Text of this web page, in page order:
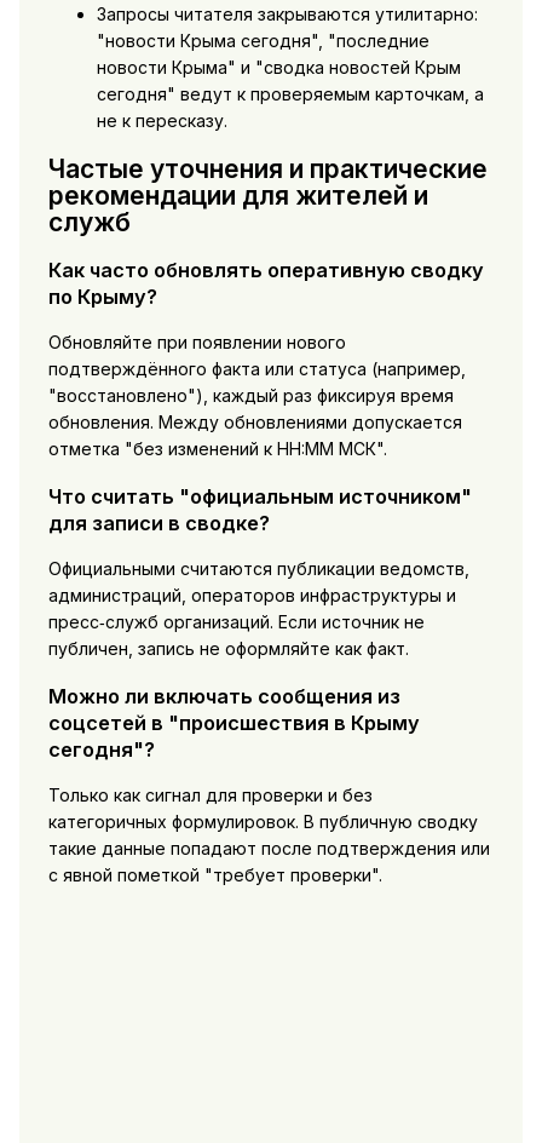
Запросы читателя закрываются утилитарно:
"новости Крыма сегодня", "последние
новости Крыма" и "сводка новостей Крым
сегодня" ведут к проверяемым карточкам, а
не к пересказу.
Частые уточнения и практические
рекомендации для жителей и
служб
Как часто обновлять оперативную сводку
по Крыму?
Обновляйте при появлении нового
подтверждённого факта или статуса (например,
"восстановлено"), каждый раз фиксируя время
обновления. Между обновлениями допускается
отметка "без изменений к HH:MM МСК".
Что считать "официальным источником"
для записи в сводке?
Официальными считаются публикации ведомств,
администраций, операторов инфраструктуры и
пресс‑служб организаций. Если источник не
публичен, запись не оформляйте как факт.
Можно ли включать сообщения из
соцсетей в "происшествия в Крыму
сегодня"?
Только как сигнал для проверки и без
категоричных формулировок. В публичную сводку
такие данные попадают после подтверждения или
с явной пометкой "требует проверки".